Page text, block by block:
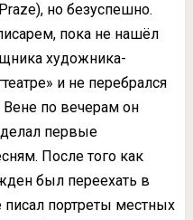
но безуспешно.
пока не нашёл
художника-
и не перебрался
Вене по вечерам он
первые
После того как
был переехать в
портреты местных